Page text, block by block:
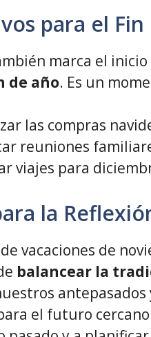
para el
marca el inicio
de año. Es un
las compras
reuniones
viajes para
la
vacaciones de
balancear la
el futuro